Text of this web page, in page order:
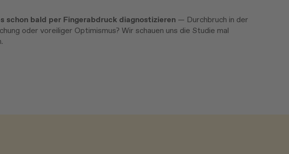
schon bald per Fingerabdruck diagnostizieren — Durchbruch in der
oder voreiliger Optimismus? Wir schauen uns die Studie mal